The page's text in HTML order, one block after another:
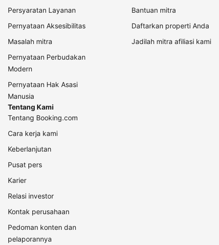
Persyaratan Layanan
Pernyataan Aksesibilitas
Masalah mitra
Pernyataan Perbudakan
Modern
Pernyataan Hak Asasi
Manusia
Bantuan mitra
Daftarkan properti Anda
Jadilah mitra afiliasi kami
Tentang Kami
Tentang Booking.com
Cara kerja kami
Keberlanjutan
Pusat pers
Karier
Relasi investor
Kontak perusahaan
Pedoman konten dan
pelaporannya